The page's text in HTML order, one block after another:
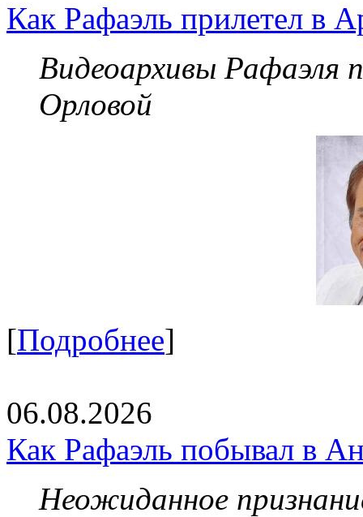
Как Рафаэль прилетел в
Видеоархивы Рафаэля
Орловой
[Подробнее]
06.08.2026
Как Рафаэль побывал в
Неожиданное